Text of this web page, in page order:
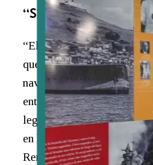
“Símbolo de
“El buque escuela
que un simple barco; es
naval, camaradería
entre Italia y el mundo”,
legación diplomática
en honor al célebre
Renacimiento, este buque